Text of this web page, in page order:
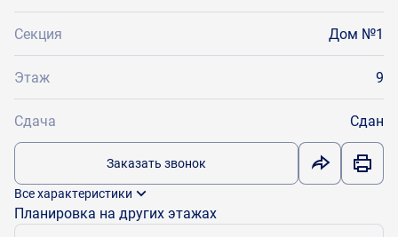
Секция Дом №1
Этаж 9
Сдача Сдан
Заказать звонок
Все характеристики
Планировка на других этажах